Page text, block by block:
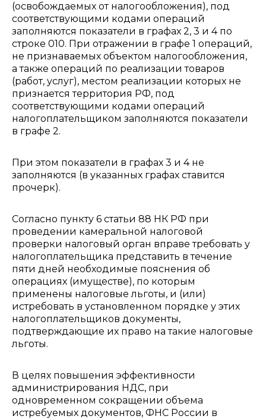
(освобождаемых от налогообложения), под
соответствующими кодами операций
заполняются показатели в графах 2, 3 и 4 по
строке 010. При отражении в графе 1 операций,
не признаваемых объектом налогообложения,
а также операций по реализации товаров
(работ, услуг), местом реализации которых не
признается территория РФ, под
соответствующими кодами операций
налогоплательщиком заполняются показатели
в графе 2.
При этом показатели в графах 3 и 4 не
заполняются (в указанных графах ставится
прочерк).
Согласно пункту 6 статьи 88 НК РФ при
проведении камеральной налоговой
проверки налоговый орган вправе требовать у
налогоплательщика представить в течение
пяти дней необходимые пояснения об
операциях (имуществе), по которым
применены налоговые льготы, и (или)
истребовать в установленном порядке у этих
налогоплательщиков документы,
подтверждающие их право на такие налоговые
льготы.
В целях повышения эффективности
администрирования НДС, при
одновременном сокращении объема
истребуемых документов, ФНC России в